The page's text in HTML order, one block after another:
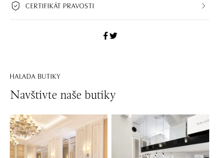
CERTIFIKÁT PRAVOSTI
HALADA BUTIKY
Navštivte naše butiky